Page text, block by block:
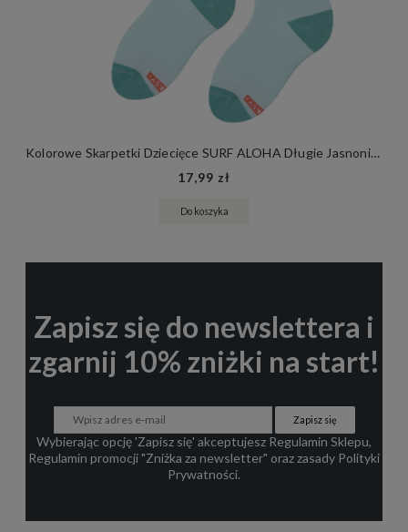
Kolorowe Skarpetki Dziecięce SURF ALOHA Długie Jasnoniebieskie Skarpety Bawełniane
17,99 zł
Do koszyka
Zapisz się do newslettera i
zgarnij 10% zniżki na start!
Zapisz się
Wybierając opcję 'Zapisz się' akceptujesz Regulamin Sklepu,
Regulamin promocji "Zniżka za newsletter" oraz zasady Polityki
Prywatności.